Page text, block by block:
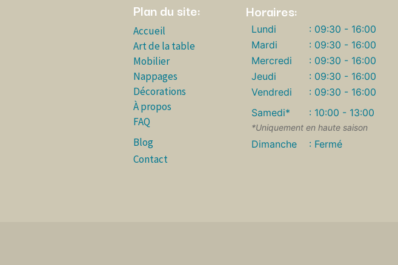
Horaires:
Lundi
: 09:30 - 16:00
Mardi
: 09:30 - 16:00
Mercredi
: 09:30 - 16:00
Jeudi
: 09:30 - 16:00
Vendredi
: 09:30 - 16:00
Samedi*
: 10:00 - 13:00
*Uniquement en haute saison
Dimanche : Fermé
Plan du site:
Accueil
Art de la table
Mobilier
Nappages
Décorations
À propos
FAQ
Blog
Contact